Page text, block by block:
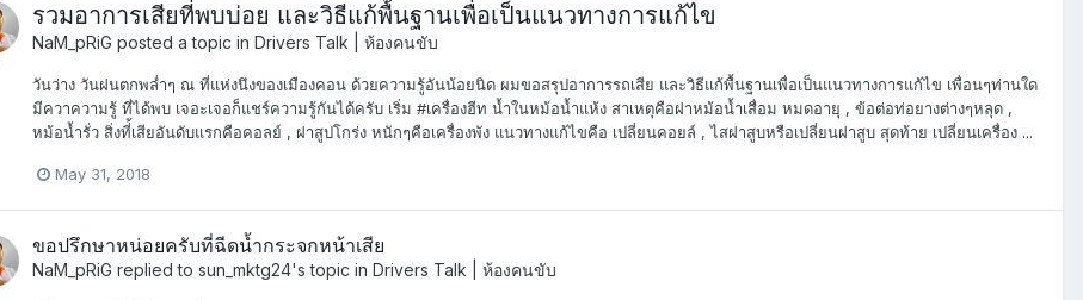
รวมอาการเสียที่พบบ่อย และวิธีแก้พื้นฐานเพื่อเป็นแนวทางการแก้ไข
NaM_pRiG posted a topic in Drivers Talk | ห้องคนขับ
วันว่าง วันฝนตกพล่ำๆ ณ ที่แห่งนึงของเมืองคอน ด้วยความรู้อันน้อยนิด ผมขอสรุปอาการรถเสีย และวิธีแก้พื้นฐานเพื่อเป็นแนวทางการแก้ไข เพื่อนๆท่านใด
มีควาความรู้ ที่ได้พบ เจอะเจอก็แชร์ความรู้กันได้ครับ เริ่ม #เครื่องฮีท น้ำในหม้อน้ำแห้ง สาเหตุคือฝาหม้อน้ำเสื่อม หมดอายุ , ข้อต่อท่อยางต่างๆหลุด ,
หม้อน้ำรั่ว สิ่งที่้เสียอันดับแรกคือคอลย์ , ฝาสูปโกร่ง หนักๆคือเครื่องพัง แนวทางแก้ไขคือ เปลี่ยนคอยล์ , ไสฝาสูบหรือเปลี่ยนฝาสูบ สุดท้าย เปลี่ยนเครื่อง ...
May 31, 2018
ขอปรึกษาหน่อยครับที่ฉีดน้ำกระจกหน้าเสีย
NaM_pRiG replied to sun_mktg24's topic in Drivers Talk | ห้องคนขับ